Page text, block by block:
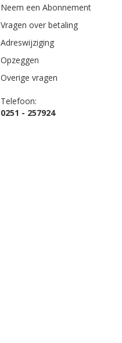
Neem een Abonnement
Vragen over betaling
Adreswijziging
Opzeggen
Overige vragen
Telefoon:
0251 - 257924